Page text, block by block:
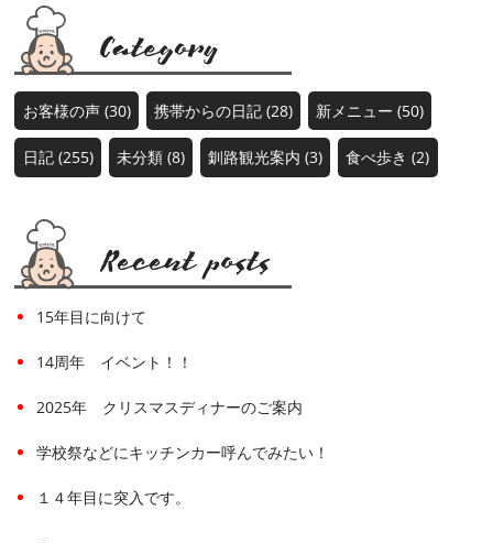
お客様の声 (30) 携帯からの日記 (28) 新メニュー (50)
日記 (255) 未分類 (8) 釧路観光案内 (3) 食べ歩き (2)
15年目に向けて
14周年 イベント！！
2025年 クリスマスディナーのご案内
学校祭などにキッチンカー呼んでみたい！
１４年目に突入です。